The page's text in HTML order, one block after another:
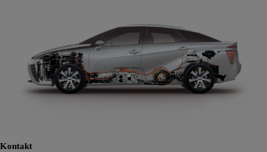
Kontakt